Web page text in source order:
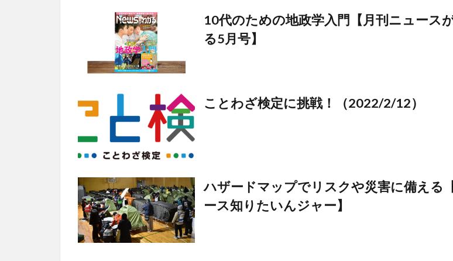
10代のための地政学入門【月刊ニュース
る5月号】
ことわざ検定に挑戦！（2022/2/12）
ハザードマップでリスクや災害に備える
ース知りたいんジャー】